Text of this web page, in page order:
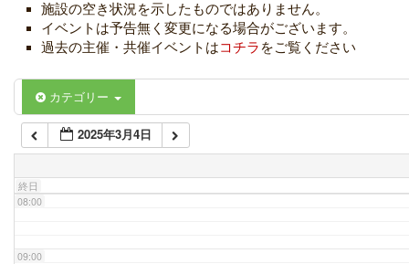
施設の空き状況を示したものではありません。
イベントは予告無く変更になる場合がございます。
過去の主催・共催イベントはコチラ をご覧ください
カテゴリー
2025年3月4日
終日
06:00
07:00
08:00
09:00